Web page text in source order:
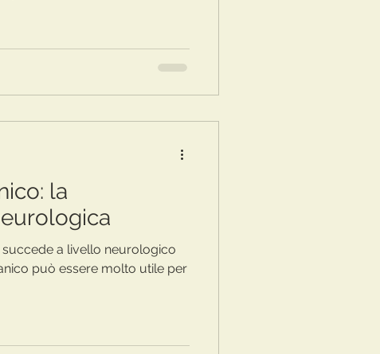
la
a livello neurologico
può essere molto utile per